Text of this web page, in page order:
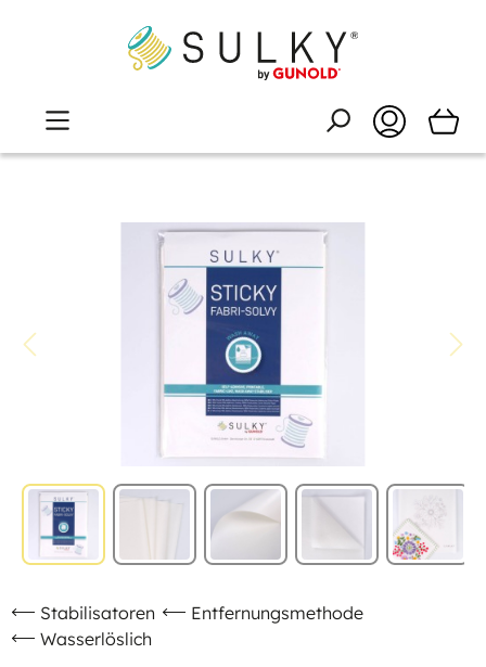
Stabilisatoren
Entfernungsmethode
Wasserlöslich